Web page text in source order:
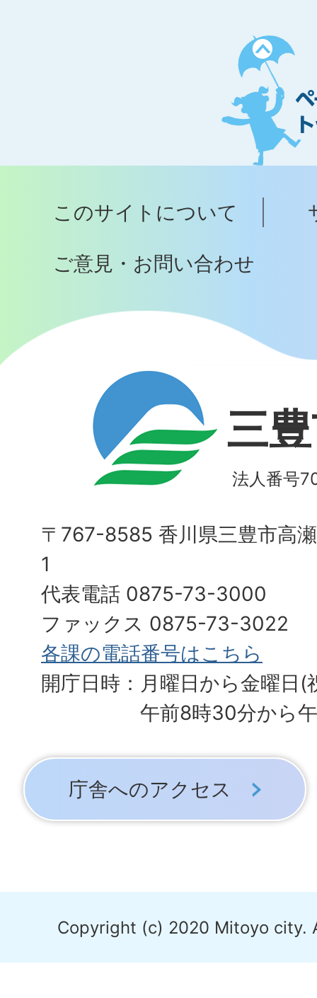
ペ
ー
ジ
ト
ッ
へ
このサイトについて
ご意見・お問い合わせ
三
法人番号
〒767-8585 香川県三豊市高
1
代表電話 0875-73-3000
ファックス 0875-73-3022
各課の電話番号はこちら
開庁日時：月曜日から金曜日(
午前8時30分から
庁舎へのアクセス
Copyright (c) 2020 Mitoyo city.